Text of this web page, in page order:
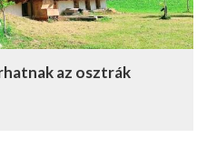
az osztrák